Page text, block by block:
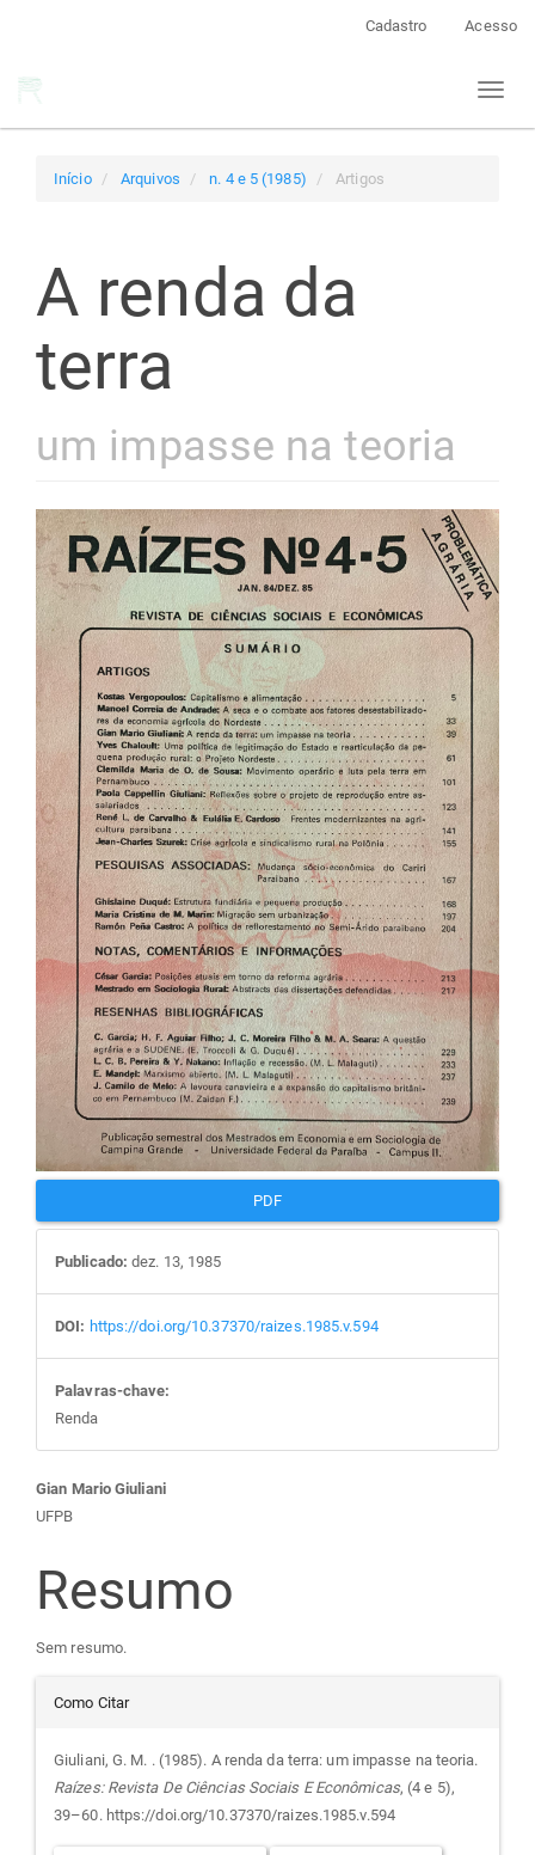
Cadastro Acesso
Toggle
Início Arquivos n. 4 e 5 (1985) Artigos
A renda da
terra
um impasse na teoria
Barra
lateral
de
artigos
PDF
Publicado: dez. 13, 1985
DOI: https://doi.org/10.37370/raizes.1985.v.594
Palavras-chave:
Renda
Conteúdo
do
artigo
principal
Gian Mario Giuliani
UFPB
Resumo
Sem resumo.
Detalhes
do
artigo
Como Citar
Giuliani, G. M. . (1985). A renda da terra: um impasse na teoria.
Raízes: Revista De Ciências Sociais E Econômicas, (4 e 5),
39–60. https://doi.org/10.37370/raizes.1985.v.594